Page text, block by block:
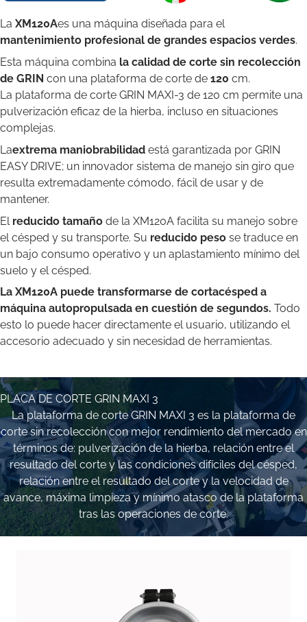
La XM120Aes una máquina diseñada para el
mantenimiento profesional de grandes espacios verdes.
Esta máquina combina la calidad de corte sin recolección
de GRIN con una plataforma de corte de 120 cm.
La plataforma de corte GRIN MAXI-3 de 120 cm permite una
pulverización eficaz de la hierba, incluso en situaciones
complejas.
Laextrema maniobrabilidad está garantizada por GRIN
EASY DRIVE; un innovador sistema de manejo sin giro que
resulta extremadamente cómodo, fácil de usar y de
mantener.
El reducido tamaño de la XM120A facilita su manejo sobre
el césped y su transporte. Su reducido peso se traduce en
un bajo consumo operativo y un aplastamiento mínimo del
suelo y el césped.
La XM120A puede transformarse de cortacésped a
máquina autopropulsada en cuestión de segundos. Todo
esto lo puede hacer directamente el usuario, utilizando el
accesorio adecuado y sin necesidad de herramientas.
PLACA DE CORTE GRIN MAXI 3
La plataforma de corte GRIN MAXI 3 es la plataforma de
corte sin recolección con mejor rendimiento del mercado en
términos de: pulverización de la hierba, relación entre el
resultado del corte y las condiciones difíciles del césped,
relación entre el resultado del corte y la velocidad de
avance, máxima limpieza y mínimo atasco de la plataforma
tras las operaciones de corte.